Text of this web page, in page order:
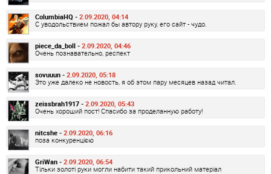
ColumbiaHQ - 2.09.2020, 04:14
С уводольствием пожал бы автору руку, его сайт - чудо.
piece_da_boll - 2.09.2020, 04:46
Очень познавательно, респект
sovuuun - 2.09.2020, 05:18
Это уже далеко не новость, я об этом пару месяцев назад читал.
zeissbrah1917 - 2.09.2020, 05:43
Очень хороший пост! Спасибо за проделанную работу!
nitcshe - 2.09.2020, 06:16
поза конкуренцією
GriWan - 2.09.2020, 06:54
Тільки золоті руки могли набити такий прикольний матеріал